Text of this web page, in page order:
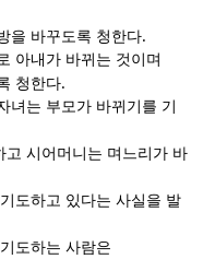
을 바꾸도록 청한다.
아내가 바뀌는 것이며
청한다.
녀는 부모가 바뀌기를 기
고 시어머니는 며느리가 바
도하고 있다는 사실을 발
도하는 사람은